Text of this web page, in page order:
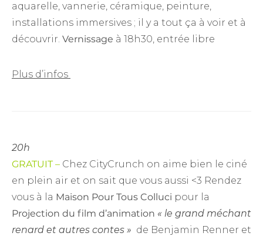
aquarelle, vannerie, céramique, peinture,
installations immersives ; il y a tout ça à voir et à
découvrir. Vernissage à 18h30, entrée libre
Plus d’infos
20h
GRATUIT – Chez CityCrunch on aime bien le ciné
en plein air et on sait que vous aussi <3 Rendez
vous à la Maison Pour Tous Colluci pour la
Projection du film d’animation « le grand méchant
renard et autres contes » de Benjamin Renner et